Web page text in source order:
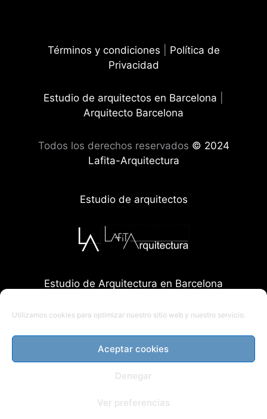
Utilizamos cookies para optimizar nuestro sitio web y nuestro servicio.
Aceptar cookies
Denegar
Ver preferencias
Términos y condiciones
Política de
Privacidad
Estudio de arquitectos en Barcelona
Arquitecto Barcelona
Todos los derechos reservados © 2024
Lafita-Arquitectura
Estudio de arquitectos
Estudio de Arquitectura en Barcelona